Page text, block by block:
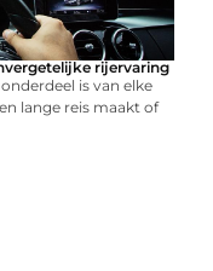
rijervaring
is van elke
lange reis maakt of